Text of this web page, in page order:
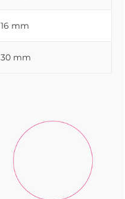
16 mm
30 mm